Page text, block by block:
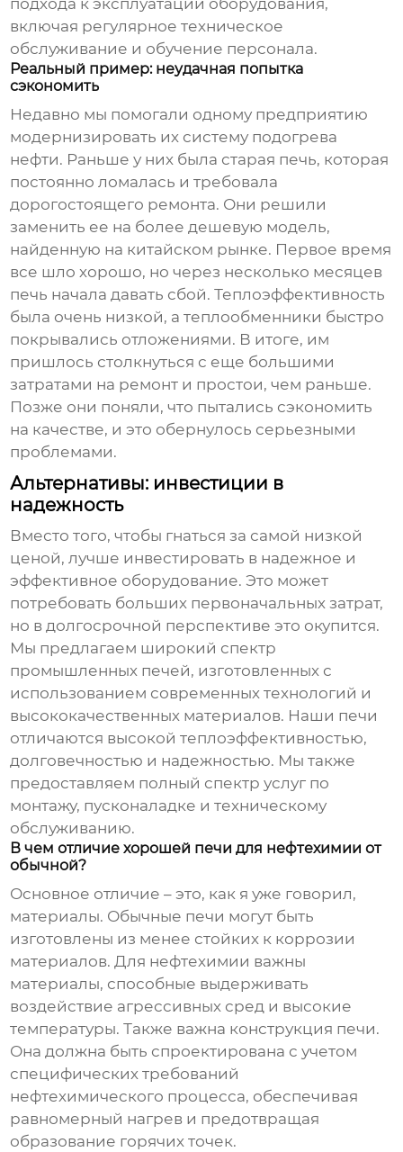
подхода к эксплуатации оборудования,
включая регулярное техническое
обслуживание и обучение персонала.
Реальный пример: неудачная попытка
сэкономить
Недавно мы помогали одному предприятию
модернизировать их систему подогрева
нефти. Раньше у них была старая печь, которая
постоянно ломалась и требовала
дорогостоящего ремонта. Они решили
заменить ее на более дешевую модель,
найденную на китайском рынке. Первое время
все шло хорошо, но через несколько месяцев
печь начала давать сбой. Теплоэффективность
была очень низкой, а теплообменники быстро
покрывались отложениями. В итоге, им
пришлось столкнуться с еще большими
затратами на ремонт и простои, чем раньше.
Позже они поняли, что пытались сэкономить
на качестве, и это обернулось серьезными
проблемами.
Альтернативы: инвестиции в
надежность
Вместо того, чтобы гнаться за самой низкой
ценой, лучше инвестировать в надежное и
эффективное оборудование. Это может
потребовать больших первоначальных затрат,
но в долгосрочной перспективе это окупится.
Мы предлагаем широкий спектр
промышленных печей, изготовленных с
использованием современных технологий и
высококачественных материалов. Наши печи
отличаются высокой теплоэффективностью,
долговечностью и надежностью. Мы также
предоставляем полный спектр услуг по
монтажу, пусконаладке и техническому
обслуживанию.
В чем отличие хорошей печи для нефтехимии от
обычной?
Основное отличие – это, как я уже говорил,
материалы. Обычные печи могут быть
изготовлены из менее стойких к коррозии
материалов. Для нефтехимии важны
материалы, способные выдерживать
воздействие агрессивных сред и высокие
температуры. Также важна конструкция печи.
Она должна быть спроектирована с учетом
специфических требований
нефтехимического процесса, обеспечивая
равномерный нагрев и предотвращая
образование горячих точек.